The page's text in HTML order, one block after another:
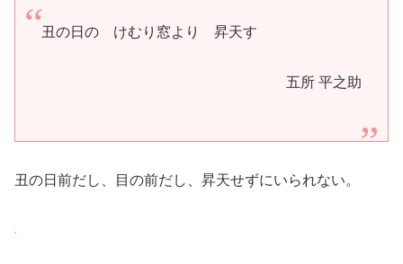
丑の日の けむり窓より 昇天す
五所 平之助
丑の日前だし、目の前だし、昇天せずにいられない。